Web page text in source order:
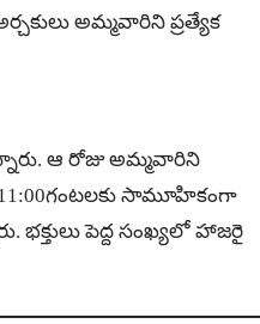
అమ్మవారిని ప్రత్యేక
ఆ రోజు అమ్మ‌వారిని
సామూహికంగా
భ‌క్తులు పెద్ద సంఖ్య‌లో హాజ‌రై